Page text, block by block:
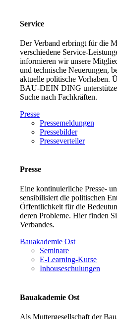
Service
Der Verband erbringt für die
verschiedene Service-
informieren wir unsere
und technische Neuerungen,
aktuelle politische Vorhaben.
BAU-DEIN DING
Suche nach Fachkräften.
Presse
Pressemeldungen
Pressebilder
Presseverteiler
Presse
Eine kontinuierliche Presse-
sensibilisiert die politischen
Öffentlichkeit für die
deren Probleme. Hier finden
Verbandes.
Bauakademie Ost
Seminare
E-Learning-Kurse
Inhouseschulungen
Bauakademie Ost
Als Muttergesellschaft der